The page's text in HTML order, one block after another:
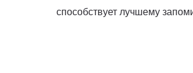
способствует лучшему